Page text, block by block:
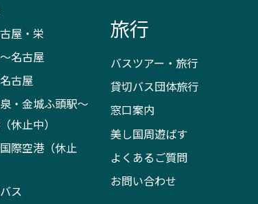
屋・栄
名古屋
古屋
・金城ふ頭駅～
休止中）
際空港（休止
ス
旅行
バスツアー・旅行
貸切バス団体旅行
窓口案内
美し国周遊ばす
よくあるご質問
お問い合わせ